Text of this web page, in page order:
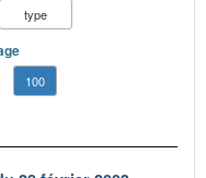
type
100